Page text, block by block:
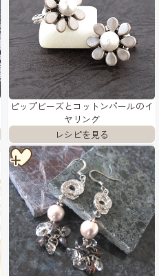
ピップビーズとコットンパールのイ
ヤリング